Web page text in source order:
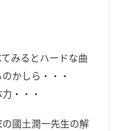
みるとハードな曲
かしら・・・
・・・
國土潤一先生の解